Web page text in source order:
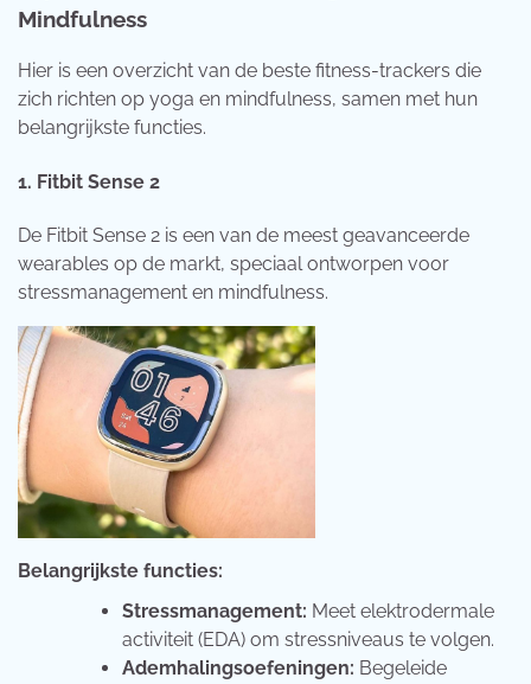
Mindfulness
Hier is een overzicht van de beste fitness-trackers die
zich richten op yoga en mindfulness, samen met hun
belangrijkste functies.
1. Fitbit Sense 2
De Fitbit Sense 2 is een van de meest geavanceerde
wearables op de markt, speciaal ontworpen voor
stressmanagement en mindfulness.
Belangrijkste functies:
Stressmanagement: Meet elektrodermale
activiteit (EDA) om stressniveaus te volgen.
Ademhalingsoefeningen: Begeleide